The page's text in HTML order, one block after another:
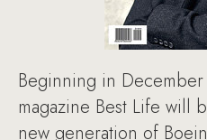
Beginning in
magazine Best Life will
new generation of